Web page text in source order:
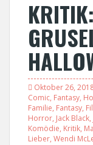
Oktober 26,
Comic, Fantasy,
Familie, Fantasy,
Horror, Jack Black,
Komödie, Kritik,
Lieber, Wendi